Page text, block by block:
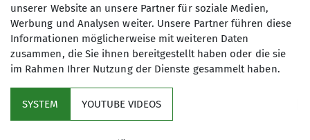
Unsere Bergsteigergruppe Trossingen
wurde 1977 gegründet. Wir sind damit
die jüngste der fünf
Bergsteigergruppen in der Sektion
und in der glücklichen Lage, über ein
sehr schönes Vereinsheim, eine
eigene Kletterwand, sowie ein
unserer Website an unsere Partner für soziale Medien,
Werbung und Analysen weiter. Unsere Partner führen diese
Informationen möglicherweise mit weiteren Daten
zusammen, die Sie ihnen bereitgestellt haben oder die sie
im Rahmen Ihrer Nutzung der Dienste gesammelt haben.
SYSTEM YOUTUBE VIDEOS